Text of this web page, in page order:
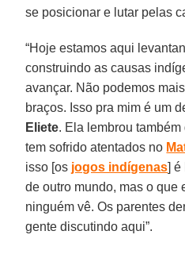
se posicionar e lutar pelas
“Hoje estamos aqui
construindo as causas
avançar. Não podemos
braços. Isso pra mim é um
Eliete. Ela lembrou
tem sofrido atentados no
isso [os jogos indígenas] é
de outro mundo, mas o que
ninguém vê. Os parentes
gente discutindo aqui”.